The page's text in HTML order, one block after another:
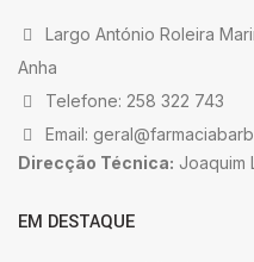
Largo António Roleira
Anha
Telefone: 258 322 743
Email:
Direcção Técnica: Joaquim
EM DESTAQUE